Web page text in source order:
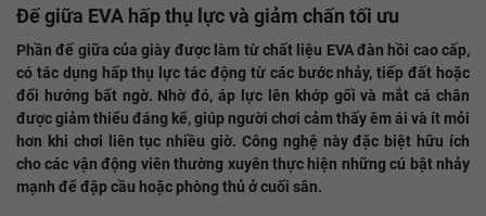
Đế giữa EVA hấp thụ lực và giảm chấn tối ưu
Phần đế giữa của giày được làm từ chất liệu EVA đàn hồi cao cấp,
có tác dụng hấp thụ lực tác động từ các bước nhảy, tiếp đất hoặc
đổi hướng bất ngờ. Nhờ đó, áp lực lên khớp gối và mắt cá chân
được giảm thiểu đáng kể, giúp người chơi cảm thấy êm ái và ít mỏi
hơn khi chơi liên tục nhiều giờ. Công nghệ này đặc biệt hữu ích
cho các vận động viên thường xuyên thực hiện những cú bật nhảy
mạnh để đập cầu hoặc phòng thủ ở cuối sân.